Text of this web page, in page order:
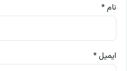
نام*
ایمیل*